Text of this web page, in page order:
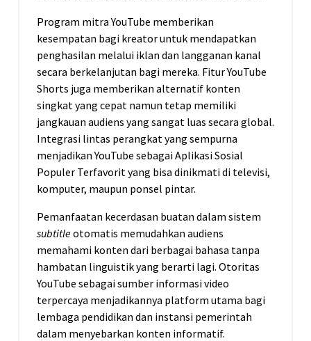
Program mitra YouTube memberikan
kesempatan bagi kreator untuk mendapatkan
penghasilan melalui iklan dan langganan kanal
secara berkelanjutan bagi mereka. Fitur YouTube
Shorts juga memberikan alternatif konten
singkat yang cepat namun tetap memiliki
jangkauan audiens yang sangat luas secara global.
Integrasi lintas perangkat yang sempurna
menjadikan YouTube sebagai Aplikasi Sosial
Populer Terfavorit yang bisa dinikmati di televisi,
komputer, maupun ponsel pintar.
Pemanfaatan kecerdasan buatan dalam sistem
subtitleotomatis memudahkan audiens
memahami konten dari berbagai bahasa tanpa
hambatan linguistik yang berarti lagi. Otoritas
YouTube sebagai sumber informasi video
terpercaya menjadikannya platform utama bagi
lembaga pendidikan dan instansi pemerintah
dalam menyebarkan konten informatif.